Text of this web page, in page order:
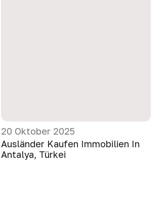
20 Oktober 2025
Ausländer Kaufen Immobilien In
Antalya, Türkei